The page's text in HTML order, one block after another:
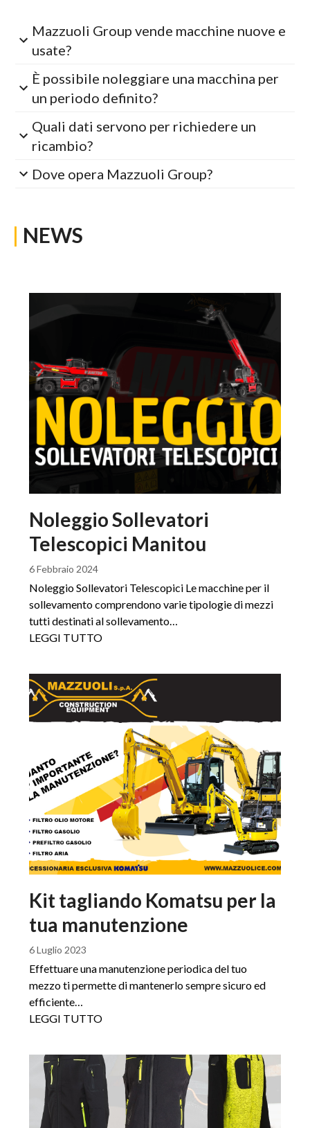
Mazzuoli Group vende macchine nuove e
usate?
È possibile noleggiare una macchina per
un periodo definito?
Quali dati servono per richiedere un
ricambio?
Dove opera Mazzuoli Group?
| NEWS
Noleggio Sollevatori
Telescopici Manitou
6 Febbraio 2024
Noleggio Sollevatori Telescopici Le macchine per il
sollevamento comprendono varie tipologie di mezzi
tutti destinati al sollevamento…
LEGGI TUTTO
Kit tagliando Komatsu per la
tua manutenzione
6 Luglio 2023
Effettuare una manutenzione periodica del tuo
mezzo ti permette di mantenerlo sempre sicuro ed
efficiente…
LEGGI TUTTO